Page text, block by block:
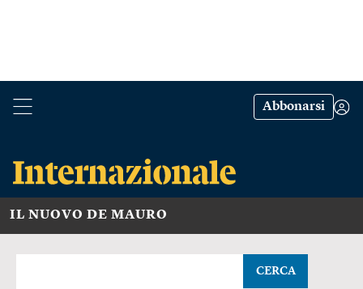
Abbonarsi
IL NUOVO DE MAURO
CERCA